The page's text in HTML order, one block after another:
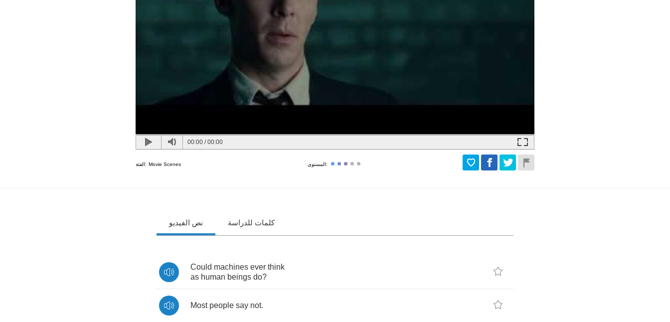
00:00 /00:00
الفئة: Movie Scenes المستوى:
نص الفيديو كلمات للدراسة
Could machines ever think
as human beings do?
Most people say not.